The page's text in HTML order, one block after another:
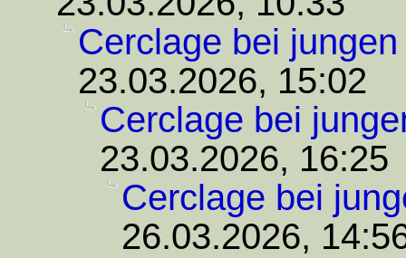
Cerclage bei
23.03.2026, 15:02
Cerclage bei
23.03.2026, 16:25
Cerclage bei
26.03.2026,